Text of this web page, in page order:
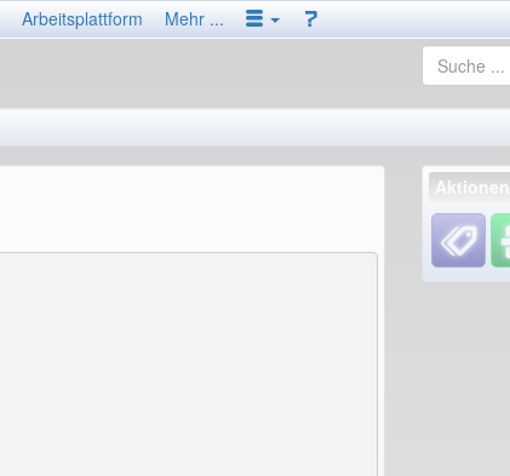
Arbeitsplattform Mehr ...
Aktionen